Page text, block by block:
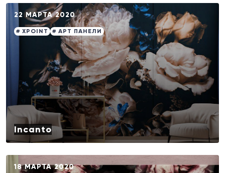
22 МАРТА 2020
# XPOINT # АРТ ПАНЕЛИ
Incanto
18 МАРТА 2020